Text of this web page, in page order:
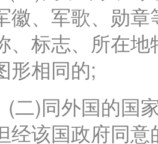
徽、军歌、勋
、标志、所在
形相同的;
)同外国的国家
经该国政府同意